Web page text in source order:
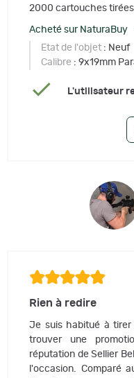
2000 cartouches
Acheté sur NaturaBuy
Etat de l'objet : Neuf
Calibre : 9x19mm
L'utilisateur
Rien à redire
Je suis habitué à tirer
trouver une
réputation de Sellier
l'occasion. Comparé